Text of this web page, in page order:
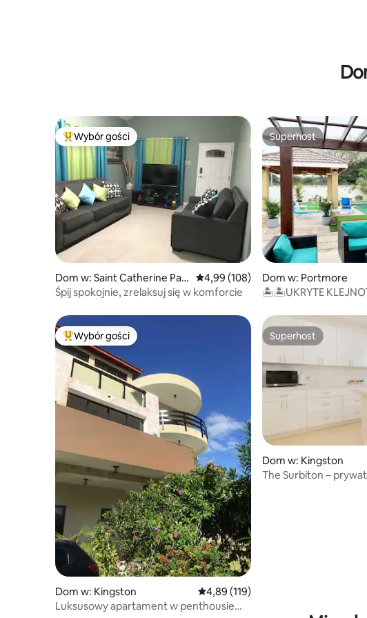
Najpopularniejsze z kategorii Wybór gości
Wybór gości
Dom w: Saint Catherine Pari
sh
Średnia ocena: 4,99 na 5, liczba
4,99 (108)
Śpij spokojnie, zrelaksuj się w komforcie
Superhost
Superhost
Dom w: Portmore
🏝🏝UKRYTE
Najpopularniejsze z kategorii Wybór gości
Wybór gości
Dom w: Kingston Średnia ocena: 4,89 na 5, liczba
4,89 (119)
Luksusowy apartament w penthousie
Superhost
Superhost
Dom w: Kingston
The Surbiton –